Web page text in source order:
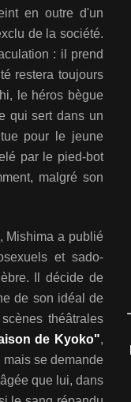
en outre d'un
de la société.
: il prend
restera toujours
le héros bègue
qui sert dans un
pour le jeune
par le pied-bot
malgré son
Mishima a publié
et sado-
Il décide de
de son idéal de
théâtrales
de Kyoko",
se demande
que lui, dans